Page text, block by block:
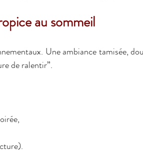
au sommeil
Une ambiance tamisée,
de ralentir”.